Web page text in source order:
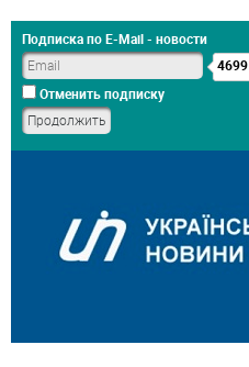
Подписка по E-Mail - новости
4699
Отменить подписку